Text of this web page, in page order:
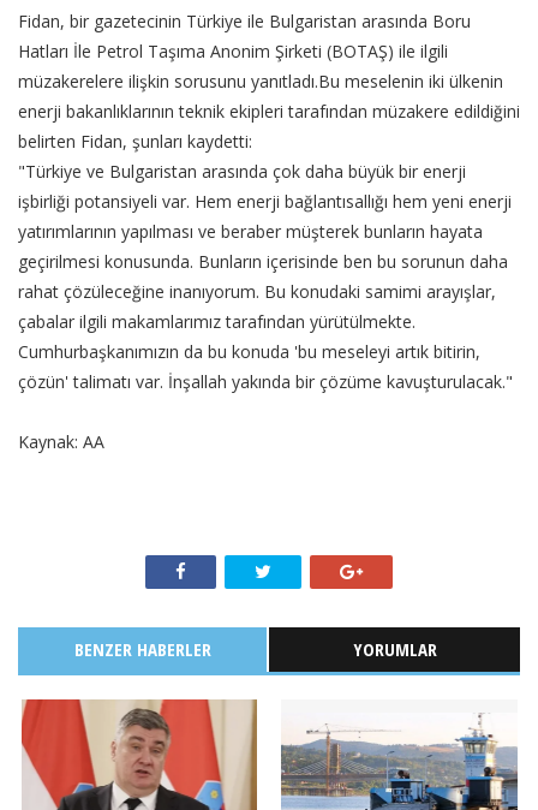
Fidan, bir gazetecinin Türkiye ile Bulgaristan arasında Boru
Hatları İle Petrol Taşıma Anonim Şirketi (BOTAŞ) ile ilgili
müzakerelere ilişkin sorusunu yanıtladı.Bu meselenin iki ülkenin
enerji bakanlıklarının teknik ekipleri tarafından müzakere edildiğini
belirten Fidan, şunları kaydetti:
"Türkiye ve Bulgaristan arasında çok daha büyük bir enerji
işbirliği potansiyeli var. Hem enerji bağlantısallığı hem yeni enerji
yatırımlarının yapılması ve beraber müşterek bunların hayata
geçirilmesi konusunda. Bunların içerisinde ben bu sorunun daha
rahat çözüleceğine inanıyorum. Bu konudaki samimi arayışlar,
çabalar ilgili makamlarımız tarafından yürütülmekte.
Cumhurbaşkanımızın da bu konuda 'bu meseleyi artık bitirin,
çözün' talimatı var. İnşallah yakında bir çözüme kavuşturulacak."
Kaynak: AA
BENZER HABERLER YORUMLAR